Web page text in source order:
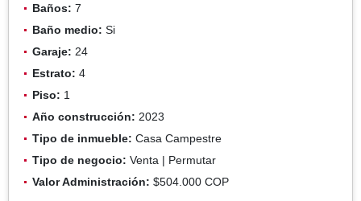
Baños: 7
Baño medio: Si
Garaje: 24
Estrato: 4
Piso: 1
Año construcción: 2023
Tipo de inmueble: Casa Campestre
Tipo de negocio: Venta | Permutar
Valor Administración: $504.000 COP